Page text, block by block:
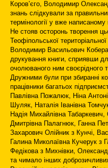
Коров’єго, Володимир
знань слідкували за
термінології у вже
Не стояв осторонь творення
Теофіпольської територіальної
Володимир Васильович
друкування книги, сприявши
очолюваного ним своєрідного
Дружними були при збиранні
працівники багатьох
Павлівна Пожалюк, Ніна
Шуляк, Наталія Іванівна
Надія Михайлівна
Дмитрівна Палагнюк, Ганна
Захарович Олійник з Кунчі,
Галина Миколаївна Кучерук з
Федікова з Михнівки,
та чимало інших